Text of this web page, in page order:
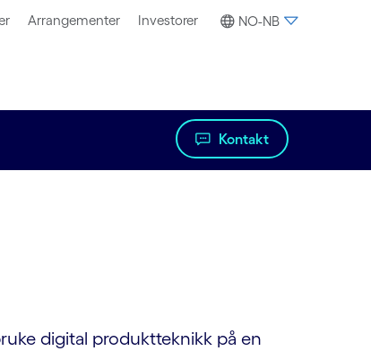
Arrangementer Investorer NO-NB
Kontakt
digital produktteknikk på en